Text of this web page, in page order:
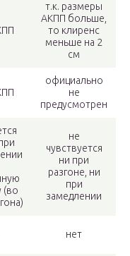
т.к. размеры
АКПП больше,
то клиренс
меньше на 2
см
официально
не
предусмотрен
(во
не
чувствуется
ни при
разгоне, ни
при
замедлении
нет